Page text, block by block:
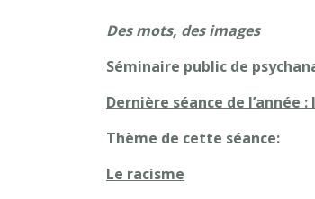
Des mots, des images
Séminaire public de
Dernière séance de l’année
Thème de cette séance:
Le racisme